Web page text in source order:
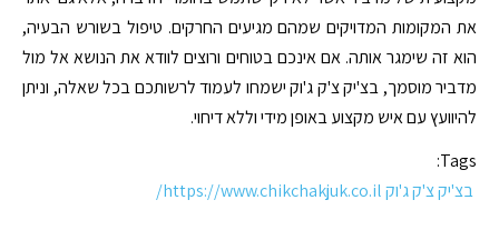
את המקומות המדויקים שמהם מגיעים החרקים. טיפול בשורש הבעיה,
הוא זה שימגר אותה. אם אינכם בטוחים ורוצים לוודא את הנושא אל מול
מדביר מוסמך, בצ'יק צ'ק ג'וק ישמחו לעמוד לרשותכם בכל שאלה, וניתן
להיוועץ עם איש מקצוע באופן מידי וללא דיחוי.
Tags:
בצ'יק צ'ק ג'וק https://www.chikchakjuk.co.il/